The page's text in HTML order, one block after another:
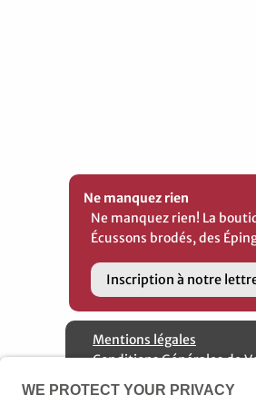
Ne manquez rien
Ne manquez rien! La
Écussons brodés, des
Inscription à notre
Mentions légales
Conditions Générales de
Contactez nous